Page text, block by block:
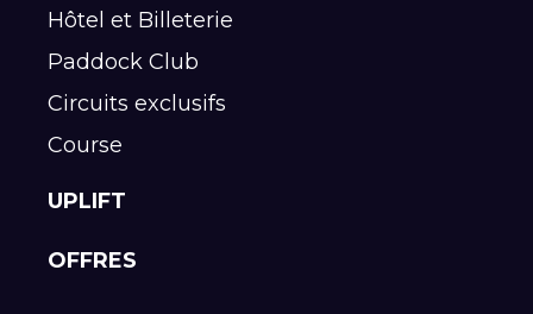
Hôtel et Billeterie
Paddock Club
Circuits exclusifs
Course
UPLIFT
OFFRES